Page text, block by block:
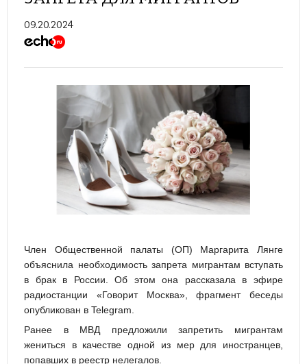
09.20.2024
Член Общественной палаты (ОП) Маргарита Лянге
объяснила необходимость запрета мигрантам вступать
в брак в России. Об этом она рассказала в эфире
радиостанции «Говорит Москва», фрагмент беседы
опубликован в Telegram.
Ранее в МВД предложили запретить мигрантам
жениться в качестве одной из мер для иностранцев,
попавших в реестр нелегалов.